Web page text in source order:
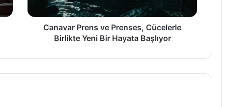
Hayata
BaşlıyorCanavar Prens ve Prenses, Cücelerle
Birlikte Yeni Bir Hayata Başlıyor